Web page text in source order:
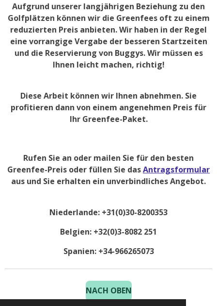
Aufgrund unserer langjährigen Beziehung zu den
Golfplätzen können wir die Greenfees oft zu einem
reduzierten Preis anbieten. Wir haben in der Regel
eine vorrangige Vergabe der besseren Startzeiten
und die Reservierung von Buggys. Wir müssen es
Ihnen leicht machen, richtig!
Diese Arbeit können wir Ihnen abnehmen. Sie
profitieren dann von einem angenehmen Preis für
Ihr Greenfee-Paket.
Rufen Sie an oder mailen Sie für den besten
Greenfee-Preis oder füllen Sie dasAntragsformular
aus und Sie erhalten ein unverbindliches Angebot.
Niederlande: +31(0)30-8200353
Belgien: +32(0)3-8082 251
Spanien: +34-966265073
NACH OBEN